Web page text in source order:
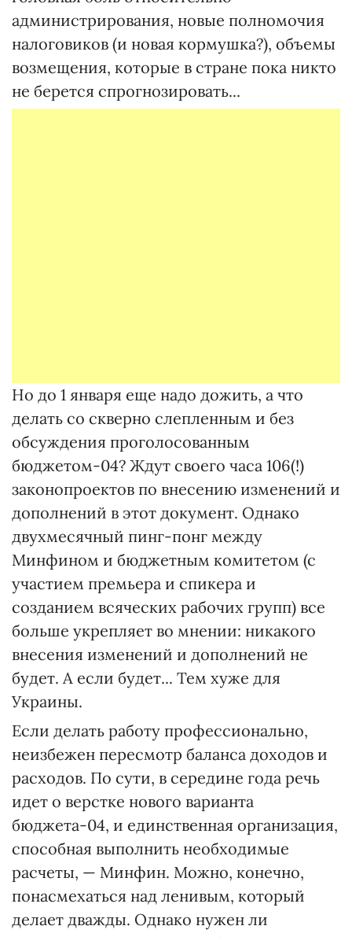
администрирования, новые полномочия
налоговиков (и новая кормушка?), объемы
возмещения, которые в стране пока никто
не берется спрогнозировать...
Но до 1 января еще надо дожить, а что
делать со скверно слепленным и без
обсуждения проголосованным
бюджетом-04? Ждут своего часа 106(!)
законопроектов по внесению изменений и
дополнений в этот документ. Однако
двухмесячный пинг-понг между
Минфином и бюджетным комитетом (с
участием премьера и спикера и
созданием всяческих рабочих групп) все
больше укрепляет во мнении: никакого
внесения изменений и дополнений не
будет. А если будет... Тем хуже для
Украины.
Если делать работу профессионально,
неизбежен пересмотр баланса доходов и
расходов. По сути, в середине года речь
идет о верстке нового варианта
бюджета-04, и единственная организация,
способная выполнить необходимые
расчеты, — Минфин. Можно, конечно,
понасмехаться над ленивым, который
делает дважды. Однако нужен ли